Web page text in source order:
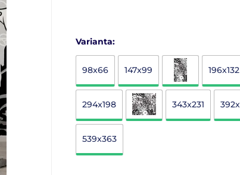
Varianta:
98x66 147x99 196x132
294x198 343x231
539x363